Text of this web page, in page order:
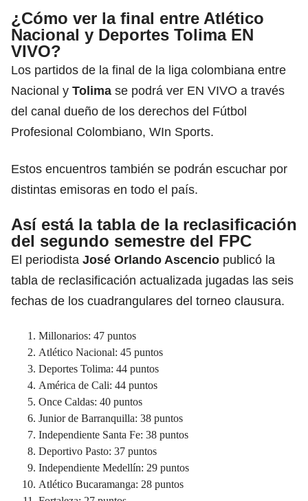
¿Cómo ver la final entre Atlético
Nacional y Deportes Tolima EN
VIVO?
Los partidos de la final de la liga colombiana entre
Nacional y Tolima se podrá ver EN VIVO a través
del canal dueño de los derechos del Fútbol
Profesional Colombiano, WIn Sports.
Estos encuentros también se podrán escuchar por
distintas emisoras en todo el país.
Así está la tabla de la reclasificación
del segundo semestre del FPC
El periodista José Orlando Ascencio publicó la
tabla de reclasificación actualizada jugadas las seis
fechas de los cuadrangulares del torneo clausura.
Millonarios: 47 puntos
Atlético Nacional: 45 puntos
Deportes Tolima: 44 puntos
América de Cali: 44 puntos
Once Caldas: 40 puntos
Junior de Barranquilla: 38 puntos
Independiente Santa Fe: 38 puntos
Deportivo Pasto: 37 puntos
Independiente Medellín: 29 puntos
Atlético Bucaramanga: 28 puntos